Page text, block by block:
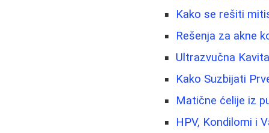
Kako se rešiti
Rešenja za akne
Ultrazvučna
Kako Suzbijati
Matične ćelije iz
HPV, Kondilomi i